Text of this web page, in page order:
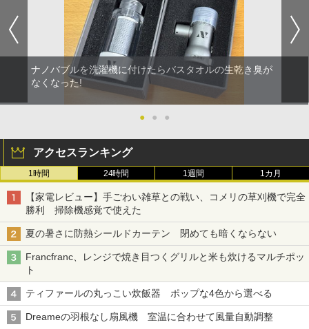
ナノバブルを洗濯機に付けたらバスタオルの生乾き臭が
なくなった!
● ● ●
アクセスランキング
1時間 24時間 1週間 1カ月
【家電レビュー】手ごわい雑草との戦い、コメリの草刈機で完全
勝利 掃除機感覚で使えた
夏の暑さに防熱シールドカーテン 閉めても暗くならない
Francfranc、レンジで焼き目つくグリルと米も炊けるマルチポッ
ト
ティファールの丸っこい炊飯器 ポップな4色から選べる
Dreameの羽根なし扇風機 室温に合わせて風量自動調整